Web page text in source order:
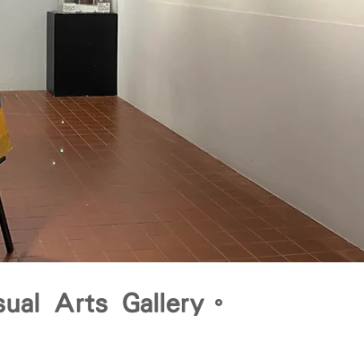
Arts Gallery。